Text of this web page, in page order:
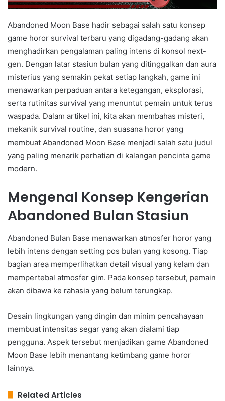
Abandoned Moon Base hadir sebagai salah satu konsep
game horor survival terbaru yang digadang-gadang akan
menghadirkan pengalaman paling intens di konsol next-
gen. Dengan latar stasiun bulan yang ditinggalkan dan aura
misterius yang semakin pekat setiap langkah, game ini
menawarkan perpaduan antara ketegangan, eksplorasi,
serta rutinitas survival yang menuntut pemain untuk terus
waspada. Dalam artikel ini, kita akan membahas misteri,
mekanik survival routine, dan suasana horor yang
membuat Abandoned Moon Base menjadi salah satu judul
yang paling menarik perhatian di kalangan pencinta game
modern.
Mengenal Konsep Kengerian
Abandoned Bulan Stasiun
Abandoned Bulan Base menawarkan atmosfer horor yang
lebih intens dengan setting pos bulan yang kosong. Tiap
bagian area memperlihatkan detail visual yang kelam dan
mempertebal atmosfer gim. Pada konsep tersebut, pemain
akan dibawa ke rahasia yang belum terungkap.
Desain lingkungan yang dingin dan minim pencahayaan
membuat intensitas segar yang akan dialami tiap
pengguna. Aspek tersebut menjadikan game Abandoned
Moon Base lebih menantang ketimbang game horor
lainnya.
Related Articles